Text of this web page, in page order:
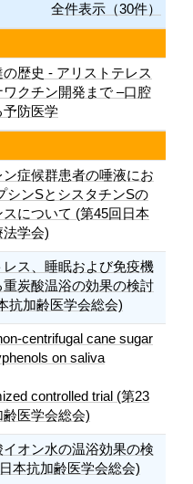
全件表示（30件）
歴史 - アリストテレス
クチン開発まで –口腔
予防医学
ン症候群患者の唾液にお
シンSとシスタチンSの
スについて (第45回日本
学会)
ス、睡眠および免疫機
炭酸温浴の効果の検討
抗加齢医学会総会)
centrifugal cane sugar
on saliva
controlled trial (第23
医学会総会)
オン水の温浴効果の検
本抗加齢医学会総会)